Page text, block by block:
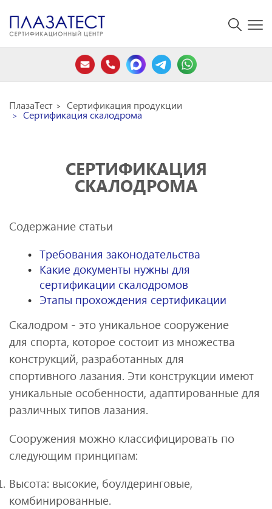
ПлазаТест Сертификация продукции
Сертификация скалодрома
СЕРТИФИКАЦИЯ
СКАЛОДРОМА
Содержание статьи
Требования законодательства
Какие документы нужны для
сертификации скалодромов
Этапы прохождения сертификации
Скалодром - это уникальное сооружение
для спорта, которое состоит из множества
конструкций, разработанных для
спортивного лазания. Эти конструкции имеют
уникальные особенности, адаптированные для
различных типов лазания.
Сооружения можно классифицировать по
следующим принципам:
Высота: высокие, боулдеринговые,
комбинированные.